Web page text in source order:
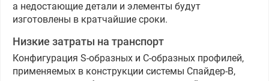
а недостающие детали и элементы будут
изготовлены в кратчайшие сроки.
Низкие затраты на транспорт
Конфигурация S-образных и C-образных профилей,
применяемых в конструкции системы Спайдер-В,